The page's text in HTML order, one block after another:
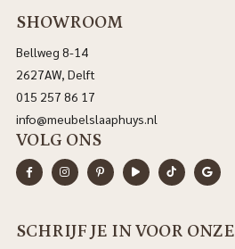
SHOWROOM
Bellweg 8-14
2627AW, Delft
015 257 86 17
info@meubelslaaphuys.nl
VOLG ONS
SCHRIJF JE IN VOOR ONZE